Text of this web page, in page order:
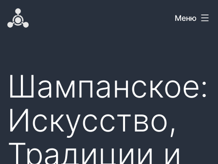
Перейти
Самовар Меню
Шампанское:
Искусство,
Традиции и